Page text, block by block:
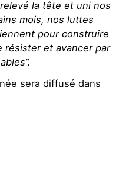
la tête et uni nos
mois, nos luttes
pour construire
résister et avancer par
sera diffusé dans